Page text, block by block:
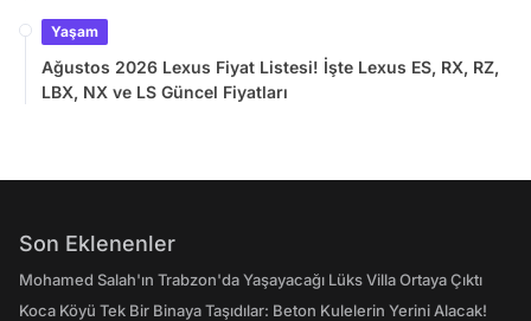
Yaşam
Ağustos 2026 Lexus Fiyat Listesi! İşte Lexus ES, RX, RZ,
LBX, NX ve LS Güncel Fiyatları
Son Eklenenler
Mohamed Salah'ın Trabzon'da Yaşayacağı Lüks Villa Ortaya Çıktı
Koca Köyü Tek Bir Binaya Taşıdılar: Beton Kulelerin Yerini Alacak!